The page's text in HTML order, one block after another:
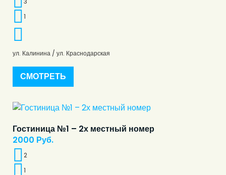
1
ул. Калинина / ул. Краснодарская
СМОТРЕТЬ
Гостиница №1 – 2х местный номер
2000 Руб.
2
1